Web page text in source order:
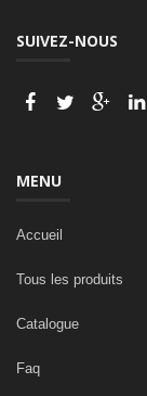
SUIVEZ-NOUS
MENU
Accueil
Tous les produits
Catalogue
Faq